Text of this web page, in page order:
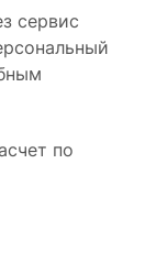
сервис
по